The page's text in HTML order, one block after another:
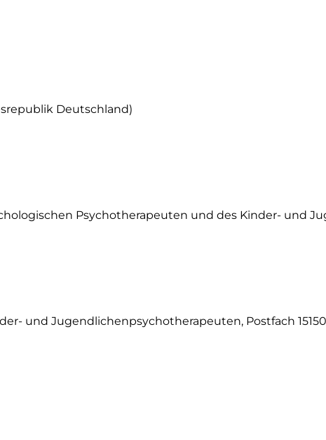
Deutschland)
Psychotherapeuten und des Kinder- und
und Jugendlichenpsychotherapeuten, Postfach